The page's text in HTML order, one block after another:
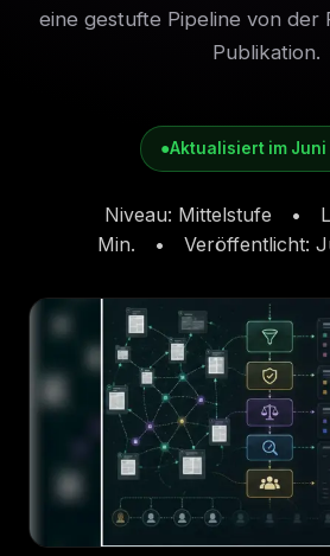
eine gestufte Pipeline von der
Publikation.
●Aktualisiert im Juni
Niveau: Mittelstufe •
Min.
• Veröffentlicht: